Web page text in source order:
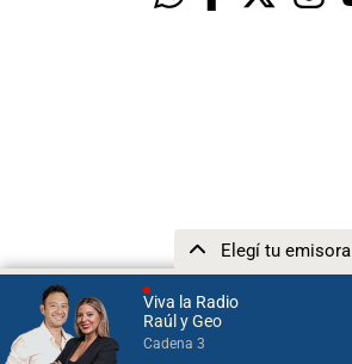
Viva la Radio
Raúl y Geo
Cadena 3
Elegí tu emisora